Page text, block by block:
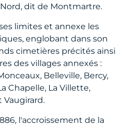
dit de Montmartre.
limites et annexe les
englobant dans son
cimetières précités ainsi
des villages annexés :
Belleville, Bercy,
Chapelle, La Villette,
Vaugirard.
l'accroissement de la